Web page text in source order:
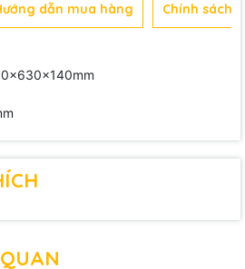
dẫn mua hàng Chính sách